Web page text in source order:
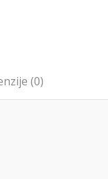
(0)